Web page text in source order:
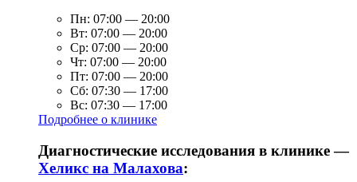
Пн: 07:00 — 20:00
Вт: 07:00 — 20:00
Ср: 07:00 — 20:00
Чт: 07:00 — 20:00
Пт: 07:00 — 20:00
Сб: 07:30 — 17:00
Вс: 07:30 — 17:00
Подробнее о клинике
Диагностические исследования в клинике —
Хеликс на Малахова: